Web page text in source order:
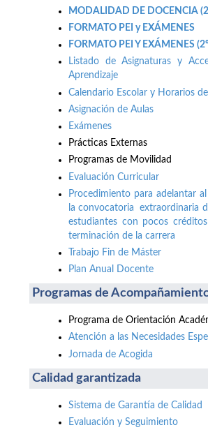
MODALIDAD DE DOCENCIA
FORMATO PEI y EXÁMENES
FORMATO PEI Y EXÁMENES
Listado de Asignaturas y
Aprendizaje
Calendario Escolar y Horarios
Asignación de Aulas
Exámenes
Prácticas Externas
Programas de Movilidad
Evaluación Curricular
Procedimiento para adelantar
la convocatoria extraordinaria
estudiantes con pocos
terminación de la carrera
Trabajo Fin de Máster
Plan Anual Docente
Programas de
Programa de Orientación
Atención a las Necesidades
Jornada de Acogida
Calidad garantizada
Sistema de Garantía de Calidad
Evaluación y Seguimiento